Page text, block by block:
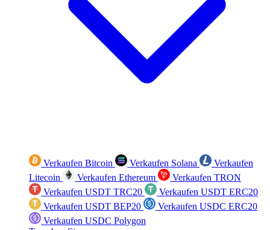
Verkaufen Bitcoin Verkaufen Solana
Verkaufen
Litecoin
Verkaufen Ethereum
Verkaufen TRON
Verkaufen USDT TRC20
Verkaufen USDT ERC20
Verkaufen USDT BEP20
Verkaufen USDC ERC20
Verkaufen USDC Polygon